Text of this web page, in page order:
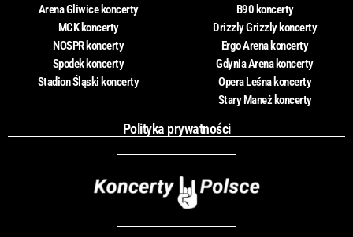
Arena Gliwice koncerty
MCK koncerty
NOSPR koncerty
Spodek koncerty
Stadion Śląski koncerty
B90 koncerty
Drizzly Grizzly koncerty
Ergo Arena koncerty
Gdynia Arena koncerty
Opera Leśna koncerty
Stary Maneż koncerty
Polityka prywatności